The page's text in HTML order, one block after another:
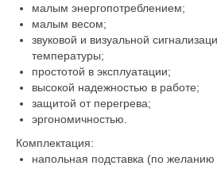
малым энергопотреблением;
малым весом;
звуковой и визуальной
температуры;
простотой в эксплуатации;
высокой надежностью в работе;
защитой от перегрева;
эргономичностью.
Комплектация:
напольная подставка (по желанию